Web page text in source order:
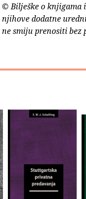
© Bilješke o knjigama
njihove dodatne
ne smiju prenositi bez